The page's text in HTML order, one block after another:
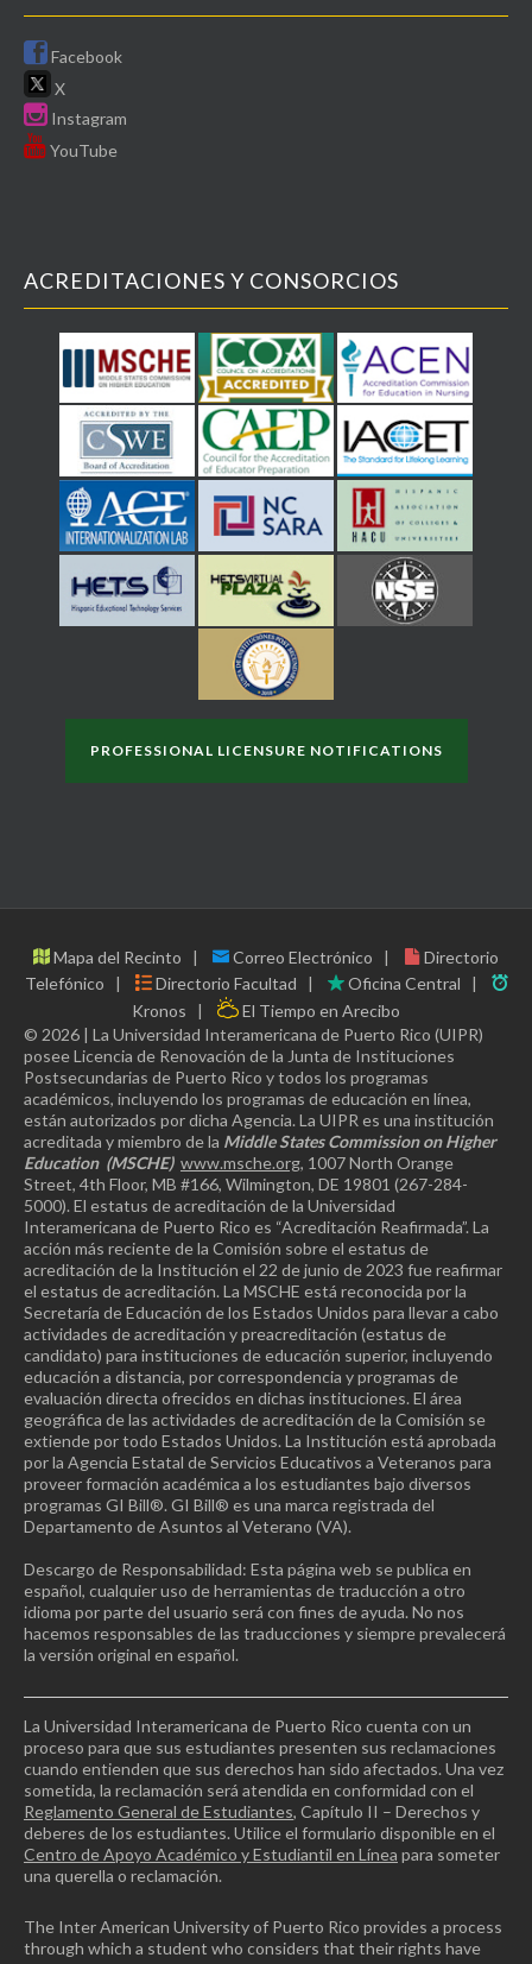
Facebook
X
Instagram
YouTube
ACREDITACIONES Y CONSORCIOS
PROFESSIONAL LICENSURE NOTIFICATIONS
Mapa del Recinto Correo Electrónico
Directorio
Telefónico
Directorio Facultad
Oficina Central
Kronos
El Tiempo en Arecibo
© 2026 | La Universidad Interamericana de Puerto Rico (UIPR)
posee Licencia de Renovación de la Junta de Instituciones
Postsecundarias de Puerto Rico y todos los programas
académicos, incluyendo los programas de educación en línea,
están autorizados por dicha Agencia. La UIPR es una institución
acreditada y miembro de la Middle States Commission on Higher
Education (MSCHE) www.msche.org, 1007 North Orange
Street, 4th Floor, MB #166, Wilmington, DE 19801 (267-284-
5000). El estatus de acreditación de la Universidad
Interamericana de Puerto Rico es “Acreditación Reafirmada”. La
acción más reciente de la Comisión sobre el estatus de
acreditación de la Institución el 22 de junio de 2023 fue reafirmar
el estatus de acreditación. La MSCHE está reconocida por la
Secretaría de Educación de los Estados Unidos para llevar a cabo
actividades de acreditación y preacreditación (estatus de
candidato) para instituciones de educación superior, incluyendo
educación a distancia, por correspondencia y programas de
evaluación directa ofrecidos en dichas instituciones. El área
geográfica de las actividades de acreditación de la Comisión se
extiende por todo Estados Unidos. La Institución está aprobada
por la Agencia Estatal de Servicios Educativos a Veteranos para
proveer formación académica a los estudiantes bajo diversos
programas GI Bill®. GI Bill® es una marca registrada del
Departamento de Asuntos al Veterano (VA).
Descargo de Responsabilidad: Esta página web se publica en
español, cualquier uso de herramientas de traducción a otro
idioma por parte del usuario será con fines de ayuda. No nos
hacemos responsables de las traducciones y siempre prevalecerá
la versión original en español.
La Universidad Interamericana de Puerto Rico cuenta con un
proceso para que sus estudiantes presenten sus reclamaciones
cuando entienden que sus derechos han sido afectados. Una vez
sometida, la reclamación será atendida en conformidad con el
Reglamento General de Estudiantes, Capítulo II – Derechos y
deberes de los estudiantes. Utilice el formulario disponible en el
Centro de Apoyo Académico y Estudiantil en Línea para someter
una querella o reclamación.
The Inter American University of Puerto Rico provides a process
through which a student who considers that their rights have